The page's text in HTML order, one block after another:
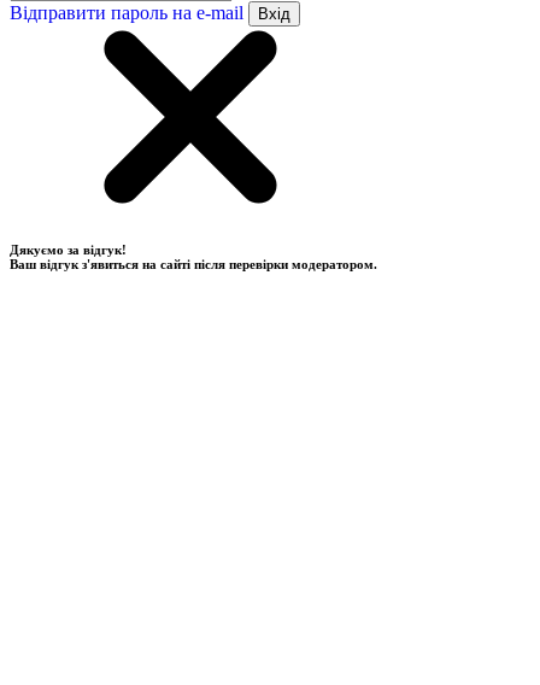
Відправити пароль на e-mail
Вхід
Дякуємо за відгук!
Ваш відгук з'явиться на сайті після перевірки модератором.